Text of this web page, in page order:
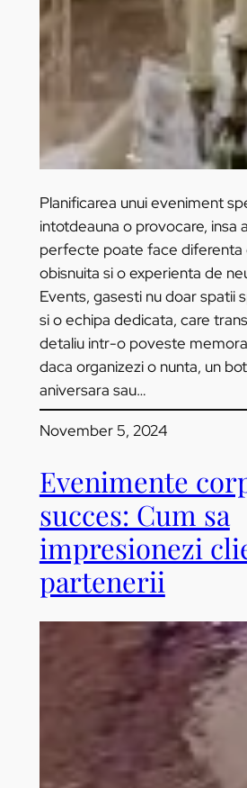
Planificarea unui eveniment
intotdeauna o provocare, insa
perfecte poate face diferenta
obisnuita si o experienta de
Events, gasesti nu doar spatii
si o echipa dedicata, care
detaliu intr-o poveste
daca organizezi o nunta, un
aniversara sau…
November 5, 2024
Evenimente
succes: Cum sa
impresionezi
partenerii